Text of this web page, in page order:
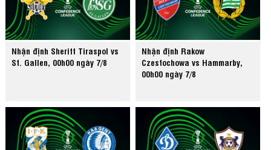
Nhận định Sheriff Tiraspol vs
St. Gallen, 00h00 ngày 7/8
Nhận định Rakow
Czestochowa vs Hammarby,
00h00 ngày 7/8